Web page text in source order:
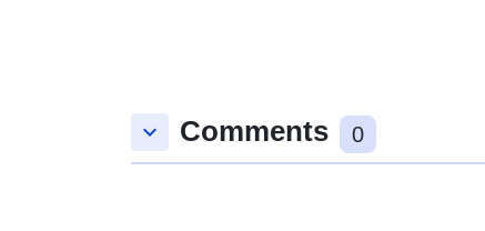
keyboard_arrow_down Comments 0